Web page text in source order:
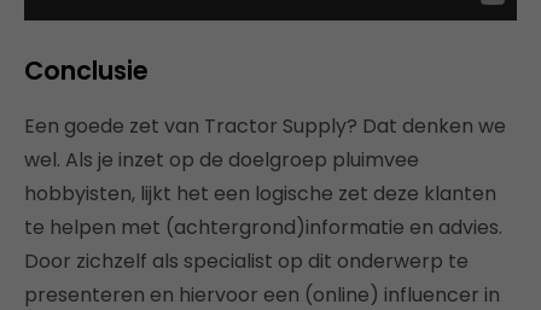
Conclusie
Een goede zet van Tractor Supply? Dat denken we
wel. Als je inzet op de doelgroep pluimvee
hobbyisten, lijkt het een logische zet deze klanten
te helpen met (achtergrond)informatie en advies.
Door zichzelf als specialist op dit onderwerp te
presenteren en hiervoor een (online) influencer in